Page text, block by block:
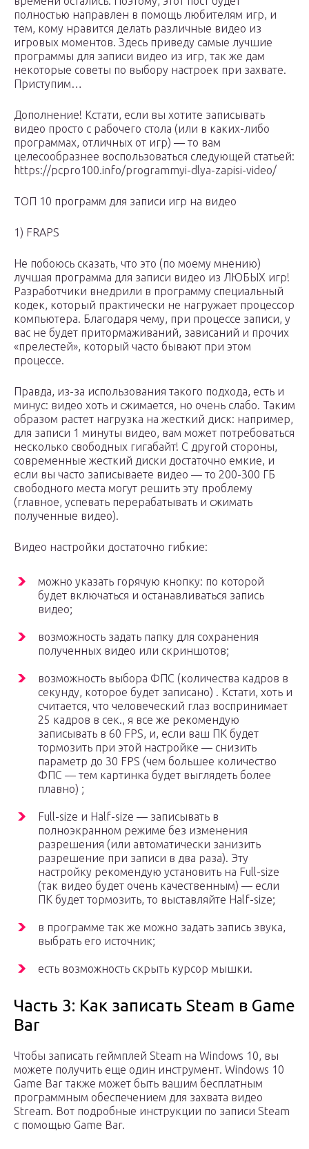
полностью направлен в помощь любителям игр, и
тем, кому нравится делать различные видео из
игровых моментов. Здесь приведу самые лучшие
программы для записи видео из игр, так же дам
некоторые советы по выбору настроек при захвате.
Приступим…
Дополнение! Кстати, если вы хотите записывать
видео просто с рабочего стола (или в каких-либо
программах, отличных от игр) — то вам
целесообразнее воспользоваться следующей статьей:
https://pcpro100.info/programmyi-dlya-zapisi-video/
ТОП 10 программ для записи игр на видео
1) FRAPS
Не побоюсь сказать, что это (по моему мнению)
лучшая программа для записи видео из ЛЮБЫХ игр!
Разработчики внедрили в программу специальный
кодек, который практически не нагружает процессор
компьютера. Благодаря чему, при процессе записи, у
вас не будет притормаживаний, зависаний и прочих
«прелестей», который часто бывают при этом
процессе.
Правда, из-за использования такого подхода, есть и
минус: видео хоть и сжимается, но очень слабо. Таким
образом растет нагрузка на жесткий диск: например,
для записи 1 минуты видео, вам может потребоваться
несколько свободных гигабайт! С другой стороны,
современные жесткий диски достаточно емкие, и
если вы часто записываете видео — то 200-300 ГБ
свободного места могут решить эту проблему
(главное, успевать перерабатывать и сжимать
полученные видео).
Видео настройки достаточно гибкие:
можно указать горячую кнопку: по которой
будет включаться и останавливаться запись
видео;
возможность задать папку для сохранения
полученных видео или скриншотов;
возможность выбора ФПС (количества кадров в
секунду, которое будет записано) . Кстати, хоть и
считается, что человеческий глаз воспринимает
25 кадров в сек., я все же рекомендую
записывать в 60 FPS, и, если ваш ПК будет
тормозить при этой настройке — снизить
параметр до 30 FPS (чем большее количество
ФПС — тем картинка будет выглядеть более
плавно) ;
Full-size и Half-size — записывать в
полноэкранном режиме без изменения
разрешения (или автоматически занизить
разрешение при записи в два раза). Эту
настройку рекомендую установить на Full-size
(так видео будет очень качественным) — если
ПК будет тормозить, то выставляйте Half-size;
в программе так же можно задать запись звука,
выбрать его источник;
есть возможность скрыть курсор мышки.
Часть 3: Как записать Steam в Game
Bar
Чтобы записать геймплей Steam на Windows 10, вы
можете получить еще один инструмент. Windows 10
Game Bar также может быть вашим бесплатным
программным обеспечением для захвата видео
Stream. Вот подробные инструкции по записи Steam
с помощью Game Bar.